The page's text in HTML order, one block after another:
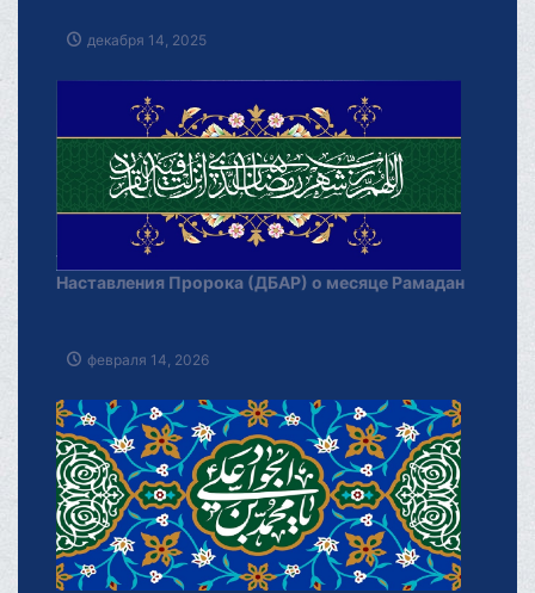
декабря 14, 2025
Наставления Пророка (ДБАР) о месяце Рамадан
февраля 14, 2026